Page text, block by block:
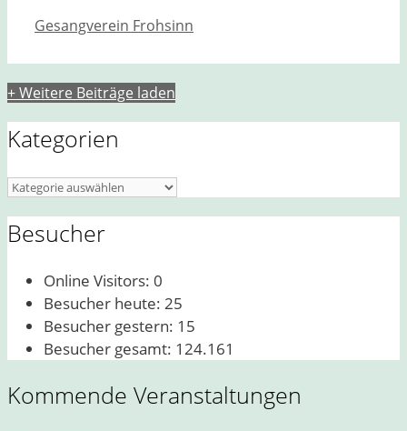
Kategorien
Gesangverein Frohsinn
+ Weitere Beiträge laden
Kategorien
Kategorien
Besucher
Online Visitors: 0
Besucher heute: 25
Besucher gestern: 15
Besucher gesamt: 124.161
Kommende Veranstaltungen